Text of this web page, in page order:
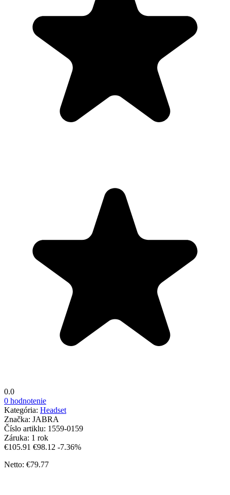
0.0
0 hodnotenie
Kategória: Headset
Značka: JABRA
Číslo artiklu: 1559-0159
Záruka: 1 rok
€105.91 €98.12 -7.36%
Netto: €79.77